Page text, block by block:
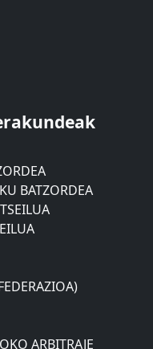
BATZORDEA
ARBITRAJE